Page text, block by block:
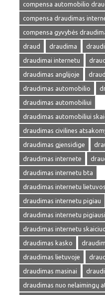
compensa automobilio
compensa draudimas
compensa gyvybės
draud
draudima
draudimai internetu
draudimas anglijoje
draudimas automobilio
draudimas automobiliui
draudimas automobiliui
draudimas civilines
draudimas gjensidige
draudimas internete
draudimas internetu bta
draudimas internetu
draudimas internetu pigiau
draudimas internetu
draudimas internetu
draudimas kasko
draudimas lietuvoje
draudimas masinai
draudimas nuo nelaimingų